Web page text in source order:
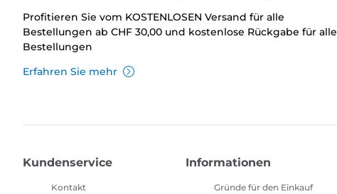
Profitieren Sie vom KOSTENLOSEN Versand für alle
Bestellungen ab CHF 30,00 und kostenlose Rückgabe für alle
Bestellungen
Erfahren Sie mehr
Kundenservice
Kontakt
Informationen
Gründe für den Einkauf